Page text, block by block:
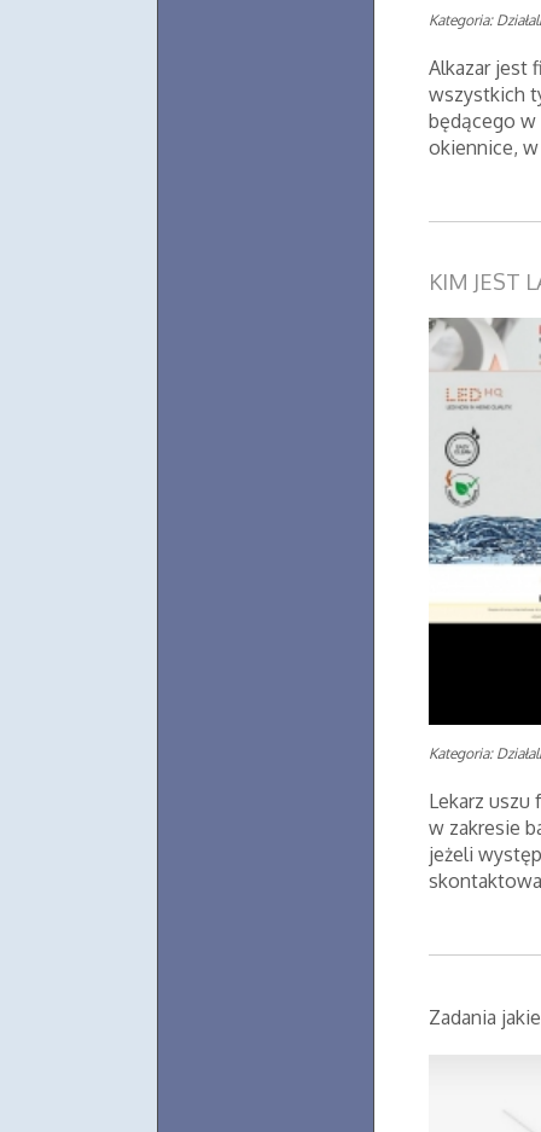
Kategoria:
Alkazar jest
wszystkich
będącego
okiennice,
KIM JEST
Kategoria:
Lekarz
w zakresie
jeżeli
Zadania